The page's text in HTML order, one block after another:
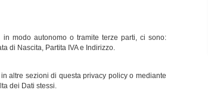
modo autonomo o tramite terze parti, ci sono:
di Nascita, Partita IVA e Indirizzo.
altre sezioni di questa privacy policy o mediante
dei Dati stessi.